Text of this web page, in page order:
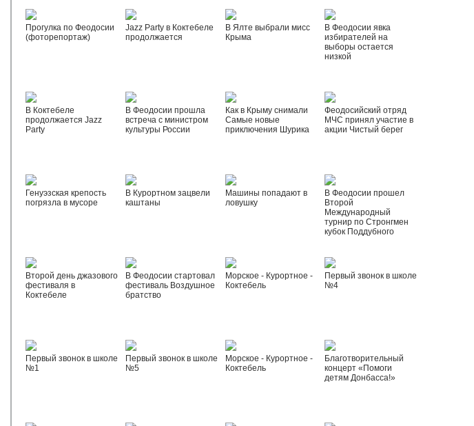
Прогулка по Феодосии
(фоторепортаж)
Jazz Party в Коктебеле
продолжается
В Ялте выбрали мисс
Крыма
В Феодосии явка
избирателей на
выборы остается
низкой
В Коктебеле
продолжается Jazz
Party
В Феодосии прошла
встреча с министром
культуры России
Как в Крыму снимали
Самые новые
приключения Шурика
Феодосийский отряд
МЧС принял участие в
акции Чистый берег
Генуэзская крепость
погрязла в мусоре
В Курортном зацвели
каштаны
Машины попадают в
ловушку
В Феодосии прошел
Второй
Международный
турнир по Стронгмен
кубок Поддубного
Второй день джазового
фестиваля в
Коктебеле
В Феодосии стартовал
фестиваль Воздушное
братство
Морское - Курортное -
Коктебель
Первый звонок в школе
№4
Первый звонок в школе
№1
Первый звонок в школе
№5
Морское - Курортное -
Коктебель
Благотворительный
концерт «Помоги
детям Донбасса!»